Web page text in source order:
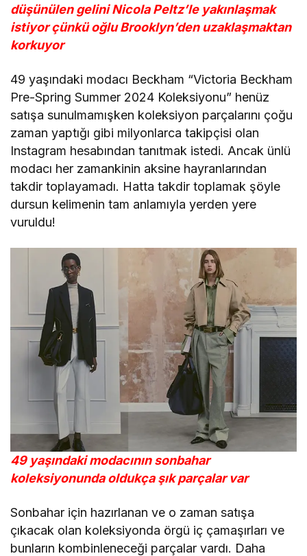
düşünülen gelini Nicola Peltz’le yakınlaşmak
istiyor çünkü oğlu Brooklyn’den uzaklaşmaktan
korkuyor
49 yaşındaki modacı Beckham “Victoria Beckham
Pre-Spring Summer 2024 Koleksiyonu” henüz
satışa sunulmamışken koleksiyon parçalarını çoğu
zaman yaptığı gibi milyonlarca takipçisi olan
Instagram hesabından tanıtmak istedi. Ancak ünlü
modacı her zamankinin aksine hayranlarından
takdir toplayamadı. Hatta takdir toplamak şöyle
dursun kelimenin tam anlamıyla yerden yere
vuruldu!
49 yaşındaki modacının sonbahar
koleksiyonunda oldukça şık parçalar var
Sonbahar için hazırlanan ve o zaman satışa
çıkacak olan koleksiyonda örgü iç çamaşırları ve
bunların kombinleneceği parçalar vardı. Daha